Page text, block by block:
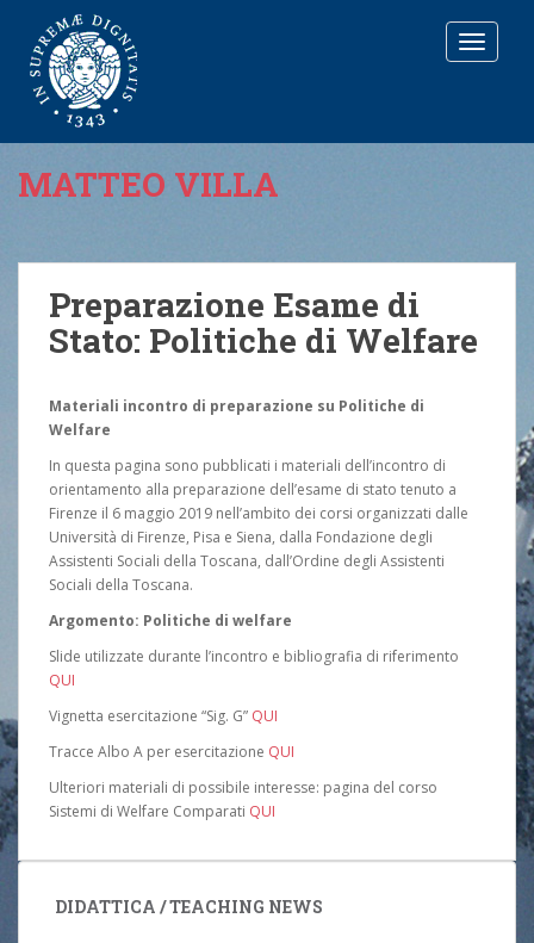
T
O
L
I
I
MATTEO VILLA
Preparazione Esame di
Stato: Politiche di Welfare
Materiali incontro di preparazione su Politiche di
Welfare
In questa pagina sono pubblicati i materiali dell’incontro di
orientamento alla preparazione dell’esame di stato tenuto a
Firenze il 6 maggio 2019 nell’ambito dei corsi organizzati dalle
Università di Firenze, Pisa e Siena, dalla Fondazione degli
Assistenti Sociali della Toscana, dall’Ordine degli Assistenti
Sociali della Toscana.
Argomento: Politiche di welfare
Slide utilizzate durante l’incontro e bibliografia di riferimento
QUI
Vignetta esercitazione “Sig. G” QUI
Tracce Albo A per esercitazione QUI
Ulteriori materiali di possibile interesse: pagina del corso
Sistemi di Welfare Comparati QUI
DIDATTICA / TEACHING NEWS